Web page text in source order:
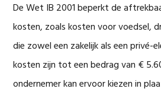
De Wet IB 2001 beperkt de
kosten, zoals kosten voor voedsel,
die zowel een zakelijk als een privé-
kosten zijn tot een bedrag van €
ondernemer kan ervoor kiezen in